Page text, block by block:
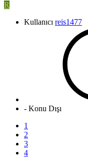
R
Kullanıcı reis1477
- Konu Dışı
1
2
3
4